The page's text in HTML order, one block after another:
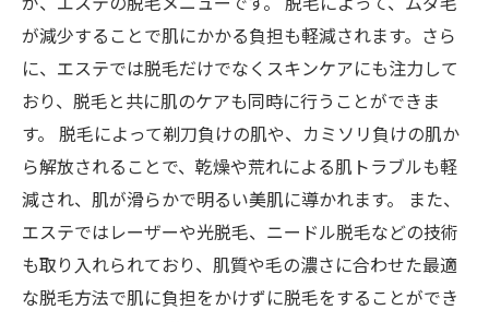
が減少することで肌にかかる負担も軽減されます。さら
に、エステでは脱毛だけでなくスキンケアにも注力して
おり、脱毛と共に肌のケアも同時に行うことができま
す。 脱毛によって剃刀負けの肌や、カミソリ負けの肌か
ら解放されることで、乾燥や荒れによる肌トラブルも軽
減され、肌が滑らかで明るい美肌に導かれます。 また、
エステではレーザーや光脱毛、ニードル脱毛などの技術
も取り入れられており、肌質や毛の濃さに合わせた最適
な脱毛方法で肌に負担をかけずに脱毛をすることができ